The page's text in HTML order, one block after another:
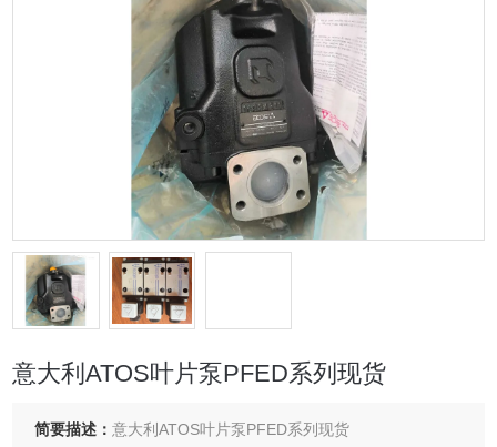
意大利ATOS叶片泵PFED系列现货
简要描述：意大利ATOS叶片泵PFED系列现货